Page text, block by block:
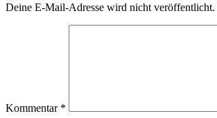
Deine E-Mail-Adresse wird nicht veröffentlicht.
Kommentar *